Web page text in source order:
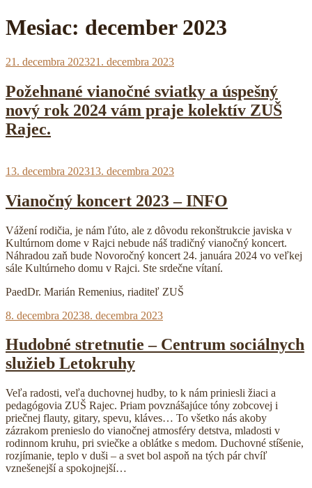
Mesiac: december 2023
Publikované
21. decembra 202321. decembra 2023
Požehnané vianočné sviatky a úspešný
nový rok 2024 vám praje kolektív ZUŠ
Rajec.
Publikované
13. decembra 202313. decembra 2023
Vianočný koncert 2023 – INFO
Vážení rodičia, je nám ľúto, ale z dôvodu rekonštrukcie javiska v
Kultúrnom dome v Rajci nebude náš tradičný vianočný koncert.
Náhradou zaň bude Novoročný koncert 24. januára 2024 vo veľkej
sále Kultúrneho domu v Rajci. Ste srdečne vítaní.
PaedDr. Marián Remenius, riaditeľ ZUŠ
Publikované
8. decembra 20238. decembra 2023
Hudobné stretnutie – Centrum sociálnych
služieb Letokruhy
Veľa radosti, veľa duchovnej hudby, to k nám priniesli žiaci a
pedagógovia ZUŠ Rajec. Priam povznášajúce tóny zobcovej i
priečnej flauty, gitary, spevu, kláves… To všetko nás akoby
zázrakom prenieslo do vianočnej atmosféry detstva, mladosti v
rodinnom kruhu, pri sviečke a oblátke s medom. Duchovné stíšenie,
rozjímanie, teplo v duši – a svet bol aspoň na tých pár chvíľ
vznešenejší a spokojnejší…